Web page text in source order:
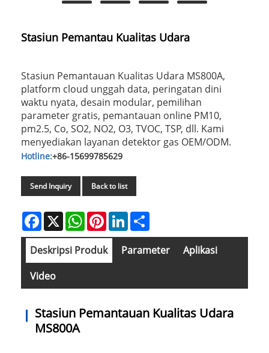
Stasiun Pemantau Kualitas Udara
Stasiun Pemantauan Kualitas Udara MS800A,
platform cloud unggah data, peringatan dini
waktu nyata, desain modular, pemilihan
parameter gratis, pemantauan online PM10,
pm2.5, Co, SO2, NO2, O3, TVOC, TSP, dll. Kami
menyediakan layanan detektor gas OEM/ODM.
Hotline:+86-15699785629
Send Inquiry Back to list
Facebook
X WhatsAppPinterestLinkedIn
Deskripsi Produk Parameter
Aplikasi
Video
Stasiun Pemantauan Kualitas Udara
MS800A